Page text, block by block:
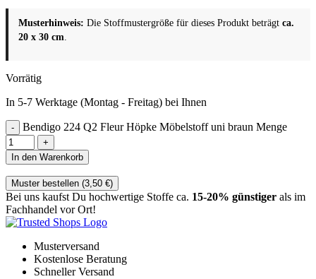
Musterhinweis: Die Stoffmustergröße für dieses Produkt beträgt ca.
20 x 30 cm
Vorrätig
In 5-7 Werktage (Montag - Freitag) bei Ihnen
Bendigo 224 Q2 Fleur Höpke Möbelstoff uni braun Menge
In den Warenkorb
Muster bestellen (3,50 €)
Bei uns kaufst Du hochwertige Stoffe ca. 15-20% günstiger als im
Fachhandel vor Ort!
Musterversand
Kostenlose Beratung
Schneller Versand